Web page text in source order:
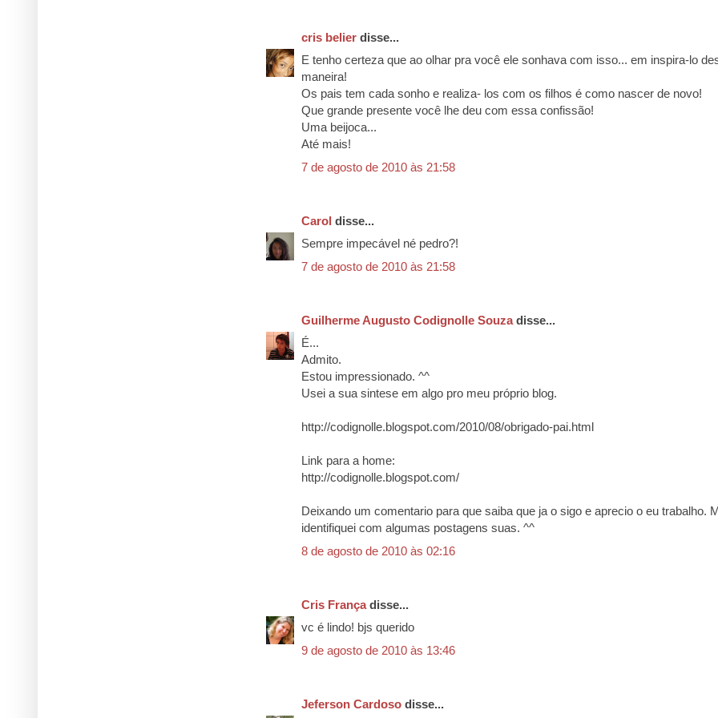
cris belier disse...
E tenho certeza que ao olhar pra você ele sonhava com isso... em inspira-lo
maneira!
Os pais tem cada sonho e realiza- los com os filhos é como nascer de novo!
Que grande presente você lhe deu com essa confissão!
Uma beijoca...
Até mais!
7 de agosto de 2010 às 21:58
Carol disse...
Sempre impecável né pedro?!
7 de agosto de 2010 às 21:58
Guilherme Augusto Codignolle Souzadisse...
É...
Admito.
Estou impressionado. ^^
Usei a sua sintese em algo pro meu próprio blog.
http://codignolle.blogspot.com/2010/08/obrigado-pai.html
Link para a home:
http://codignolle.blogspot.com/
Deixando um comentario para que saiba que ja o sigo e aprecio o eu trabalho.
identifiquei com algumas postagens suas. ^^
8 de agosto de 2010 às 02:16
Cris Françadisse...
vc é lindo! bjs querido
9 de agosto de 2010 às 13:46
Jeferson Cardoso disse...